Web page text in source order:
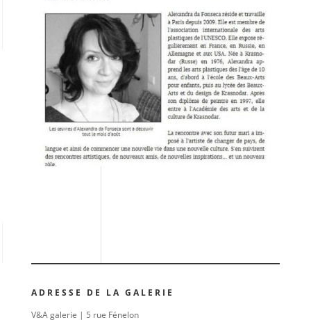
ADRESSE DE LA GALERIE
V&A galerie | 5 rue Fénelon